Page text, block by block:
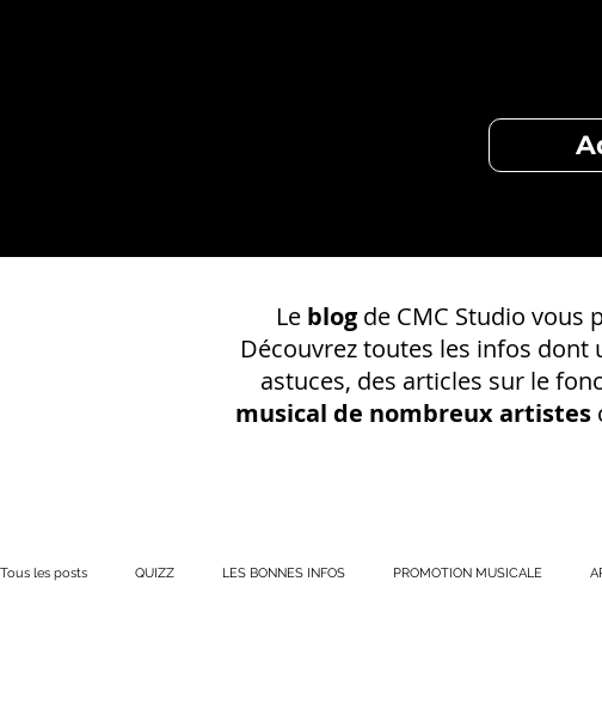
Le blog de CMC Studio vous
Découvrez toutes les infos dont
astuces, des articles sur le
musical de nombreux artistes
Tous les posts QUIZZ LES BONNES INFOS PROMOTION MUSICALE